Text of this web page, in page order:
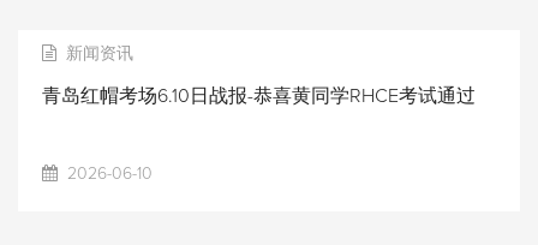
新闻资讯
青岛红帽考场6.10日战报-恭喜黄同学RHCE考试通过
2026-06-10